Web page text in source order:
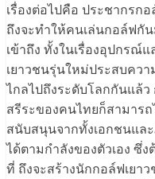
เรื่องต่อไปคือ ประชากรก
ถึงจะทำให้คนเล่นกอล์ฟกั
เข้าถึง ทั้งในเรื่องอุปกรณ์
เยาวชนรุ่นใหม่ประสบคว
ไกลไปถึงระดับโลกกันแล้
สรีระของคนไทยก็สามาร
สนับสนุนจากทั้งเอกชนแล
ได้ตามกำลังของตัวเอง ซึ่
ที่ ถึงจะสร้างนักกอล์ฟเยา